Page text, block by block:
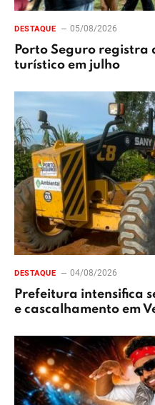
DESTAQUE 05/08/2026
Porto Seguro registra
turístico em julho
DESTAQUE 04/08/2026
Prefeitura intensifica
e cascalhamento em